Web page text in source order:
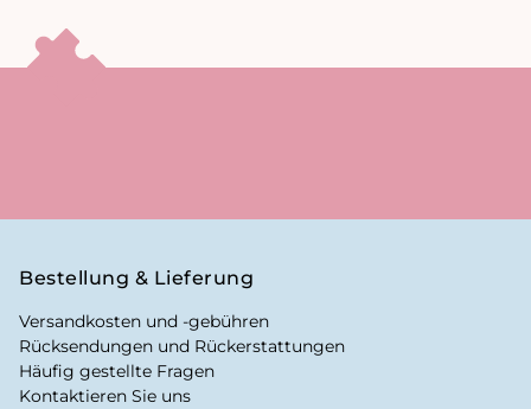
Bestellung & Lieferung
Versandkosten und -gebühren
Rücksendungen und Rückerstattungen
Häufig gestellte Fragen
Kontaktieren Sie uns